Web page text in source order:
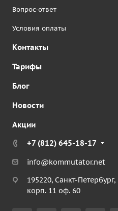
Вопрос-ответ
Условия оплаты
Контакты
Тарифы
Блог
Новости
Акции
+7 (812) 645-18-17
info@kommutator.net
195220, Санкт-
корп. 11 оф. 60